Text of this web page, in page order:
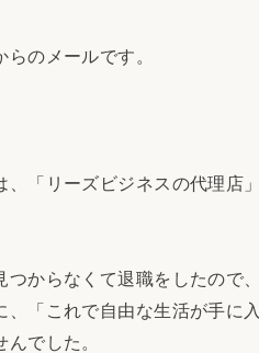
のメールです。
「リーズビジネスの代理店
からなくて退職をしたので
「これで自由な生活が手に
でした。